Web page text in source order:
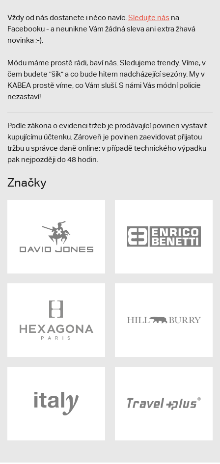
Vždy od nás dostanete i něco navíc. Sledujte nás na
Facebooku - a neunikne Vám žádná sleva ani extra žhavá
novinka ;-).
Módu máme prostě rádi, baví nás. Sledujeme trendy. Víme, v
čem budete "šik" a co bude hitem nadcházející sezóny. My v
KABEA prostě víme, co Vám sluší. S námi Vás módní policie
nezastaví!
Podle zákona o evidenci tržeb je prodávající povinen vystavit
kupujícímu účtenku. Zároveň je povinen zaevidovat přijatou
tržbu u správce daně online; v případě technického výpadku
pak nejpozději do 48 hodin.
Značky